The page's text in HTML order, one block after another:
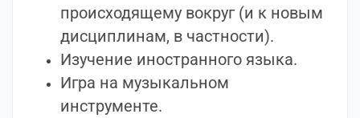
происходящему вокруг (и к новым
дисциплинам, в частности).
Изучение иностранного языка.
Игра на музыкальном
инструменте.